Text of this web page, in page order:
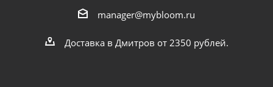
manager@mybloom.ru
Доставка в Дмитров от 2350 рублей.